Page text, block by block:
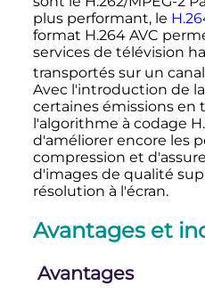
plus performant, le
format H.264 AVC
services de télévision
transportés sur un canal
Avec l'introduction de
certaines émissions en
l'algorithme à codage
d'améliorer encore les
compression et
d'images de qualité
résolution à l'écran.
Avantages et
Avantages